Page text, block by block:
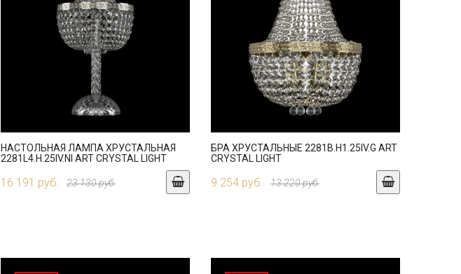
НАСТОЛЬНАЯ ЛАМПА ХРУСТАЛЬНАЯ
2281L4.H.25IV.NI ART CRYSTAL LIGHT
16 191 руб. 23 130 руб.
БРА ХРУСТАЛЬНЫЕ 2281B.H1.25IV.G ART
CRYSTAL LIGHT
9 254 руб. 13 220 руб.